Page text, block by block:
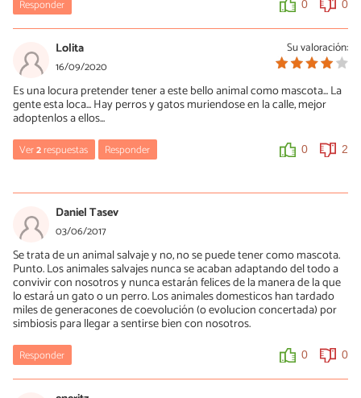
Responder 0 0
Su valoración:
Lolita
16/09/2020
Es una locura pretender tener a este bello animal como mascota... La
gente esta loca... Hay perros y gatos muriendose en la calle, mejor
adoptenlos a ellos...
Ver2respuestas Responder 0 2
24/09/2020
Es un muy buen dato pero no recuerdo haberlo preguntado
xdddddddd
0
Lolita
Me da igual, ES UNA LOCURA adoptar a un armiño como
mascota. Punto.
Daniel Tasev
03/06/2017
Se trata de un animal salvaje y no, no se puede tener como mascota.
Punto. Los animales salvajes nunca se acaban adaptando del todo a
convivir con nosotros y nunca estarán felices de la manera de la que
lo estará un gato o un perro. Los animales domesticos han tardado
miles de generacones de coevolución (o evolucion concertada) por
simbiosis para llegar a sentirse bien con nosotros.
Responder 0 0